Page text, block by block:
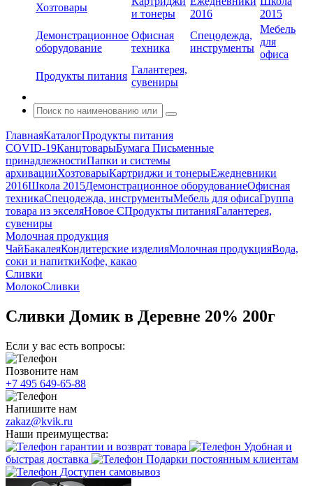
Хозтовары
и тонеры
2016
2015
Демонстрационное
оборудование
Офисная
техника
Спецодежда,
инструменты
Мебель
для
офиса
Продукты питания
Галантерея,
сувениры
ГлавнаяКаталогПродукты питания
COVID-19КанцтоварыБумага Письменные
принадлежностиПапки и системы
архивацииХозтоварыКартриджи и тонерыЕжедневники
2016Школа 2015Демонстрационное оборудованиеОфисная
техникаСпецодежда, инструментыМебель для офисаГруппа
товара из экселяНовое СПродукты питанияГалантерея,
сувениры
Молочная продукция
ЧайБакалеяКондитерские изделияМолочная продукцияВода,
соки и напиткиКофе, какао
Сливки
МолокоСливки
Сливки Домик в Деревне 20% 200г
Если у вас есть вопросы:
Позвоните нам
+7 495 649-65-88
Напишите нам
zakaz@kvik.ru
Наши преимущества:
гарантии и возврат товара
Удобная и
быстрая доставка
Подарки постоянным клиентам
Доступен самовывоз